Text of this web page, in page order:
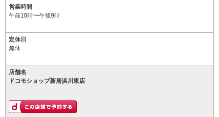
営業時間
午前10時〜午後9時
定休日
無休
店舗名
ドコモショップ新居浜川東店